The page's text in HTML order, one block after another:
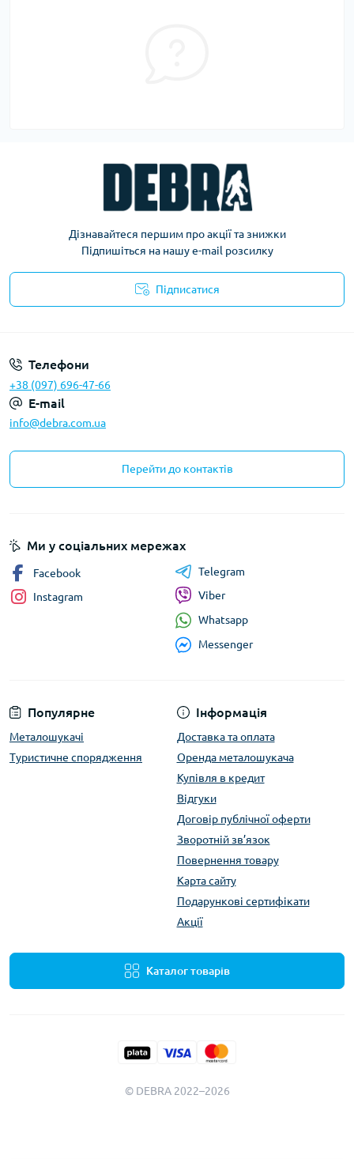
Дізнавайтеся першим про акції та знижки
Підпишіться на нашу e-mail розсилку
Підписатися
Телефони
+38 (097) 696-47-66
E-mail
info@debra.com.ua
Перейти до контактів
Популярне
Металошукачі
Туристичне спорядження
Інформація
Доставка та оплата
Оренда металошукача
Купівля в кредит
Відгуки
Договір публічної оферти
Зворотній зв’язок
Повернення товару
Карта сайту
Подарункові сертифікати
Акції
Каталог товарів
Ми у соціальних мережах
Facebook
Instagram
Telegram
Viber
Whatsapp
Messenger
© DEBRA 2022–2026